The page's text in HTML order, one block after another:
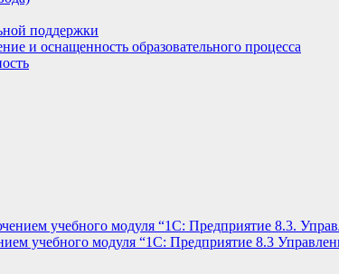
поддержки
и оснащенность образовательного процесса
учебного модуля “1С: Предприятие 8.3.
учебного модуля “1С: Предприятие 8.3